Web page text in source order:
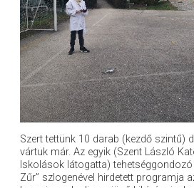
Szert tettünk 10 darab (kezdő szintű)
vártuk már. Az egyik (Szent László
Iskolások látogatta)
Zűr” szlogenével hirdetett programja